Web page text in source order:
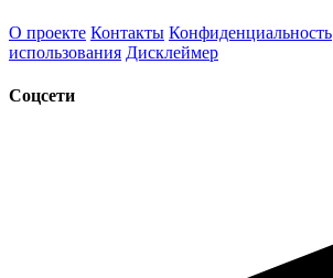
О проекте Контакты Конфиденциальность
использования Дисклеймер
Соцсети